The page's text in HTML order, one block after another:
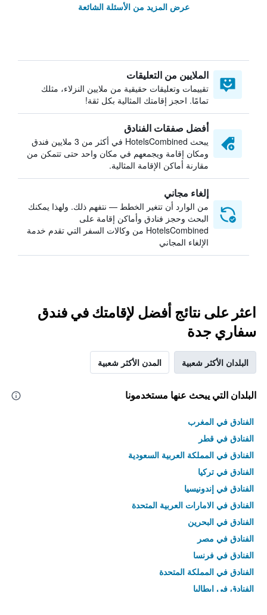
عرض المزيد من الأسئلة الشائعة
الملايين من التعليقات
تقييمات وتعليقات حقيقية من ملايين النزلاء، مثلك
تمامًا. احجز إقامتك المثالية بكل ثقة!
أفضل صفقات الفنادق
يبحث HotelsCombined في أكثر من 3 ملايين فندق
ومكان إقامة ويجمعهم في مكان واحد حتى تتمكن من
مقارنة أماكن الإقامة المثالية.
إلغاء مجاني
من الوارد أن تتغير الخطط — نتفهم ذلك. ولهذا يمكنك
البحث وحجز فنادق وأماكن إقامة على
HotelsCombined من وكالات السفر التي تقدم خدمة
الإلغاء المجاني
اعثر على نتائج أفضل لإقامتك في فندق
سفاري جدة
البلدان الأكثر شعبية المدن الأكثر شعبية
البلدان التي يبحث عنها مستخدمونا
الفنادق في المغرب
الفنادق في قطر
الفنادق في المملكة العربية السعودية
الفنادق في تركيا
الفنادق في إندونيسيا
الفنادق في الامارات العربية المتحدة
الفنادق في البحرين
الفنادق في مصر
الفنادق في فرنسا
الفنادق في المملكة المتحدة
الفنادق في إيطاليا